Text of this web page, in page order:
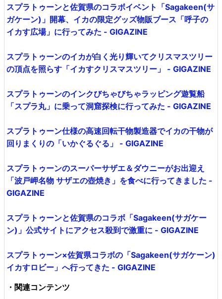
スプラトゥーンと佐賀県のコラボイベント「Sagakeen(サ
ガケーン)」開幕、イカの限定グッズ物販ブース「呼子の
イカす広場」に行ってみた - GIGAZINE
スプラトゥーンのイカが白く光り輝いてクリスマスツリー
の頂点を照らす「イカすクリスマスツリー」 - GIGAZINE
スプラトゥーンのインクびちゃびちゃラッピング遊覧船
「スプラ丸」に乗って洞窟探検に行ってみた - GIGAZINE
スプラトゥーン仕様の高速回転干物製造器でイカの干物が
回りまくりの「いかぐるぐる」 - GIGAZINE
スプラトゥーンのスーパーサザエ＆ダウニーがお出迎え
「波戸岬名物 サザエの壺焼き」を食べに行ってきました -
GIGAZINE
スプラトゥーンと佐賀県のコラボ「Sagakeen(サガケー
ン)」公式サイトにアクセス殺到で激重に - GIGAZINE
スプラトゥーン×佐賀県コラボの「Sagakeen(サガケーン)
イカすロビー」へ行ってきた - GIGAZINE
・関連コンテンツ